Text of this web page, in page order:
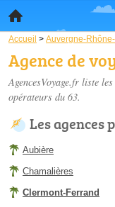
Accueil > Auvergne-
Agence de
AgencesVoyage.fr liste les
opérateurs du 63.
Les agences
Aubière
Chamalières
Clermont-Ferrand